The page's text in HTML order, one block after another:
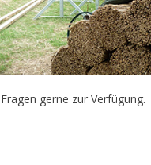
gerne zur Verfügung.